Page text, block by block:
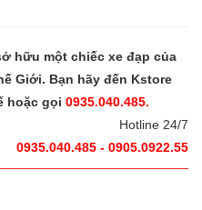
hữu một chiếc xe đạp của
Giới. Bạn hãy đến Kstore
hoặc gọi 0935.040.485.
Hotline 24/7
0935.040.485 - 0905.0922.55